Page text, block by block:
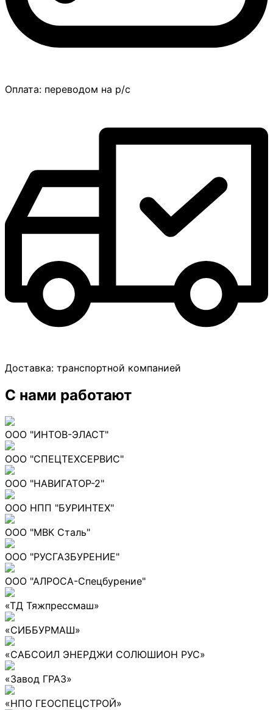
Оплата: переводом на р/с
Доставка: транспортной компанией
С нами работают
ООО "ИНТОВ-ЭЛАСТ"
ООО "СПЕЦТЕХСЕРВИС"
ООО "НАВИГАТОР-2"
ООО НПП "БУРИНТЕХ"
ООО "МВК Сталь"
ООО "РУСГАЗБУРЕНИЕ"
ООО "АЛРОСА-Спецбурение"
«ТД Тяжпрессмаш»
«СИББУРМАШ»
«САБСОИЛ ЭНЕРДЖИ СОЛЮШИОН РУС»
«Завод ГРАЗ»
«НПО ГЕОСПЕЦСТРОЙ»